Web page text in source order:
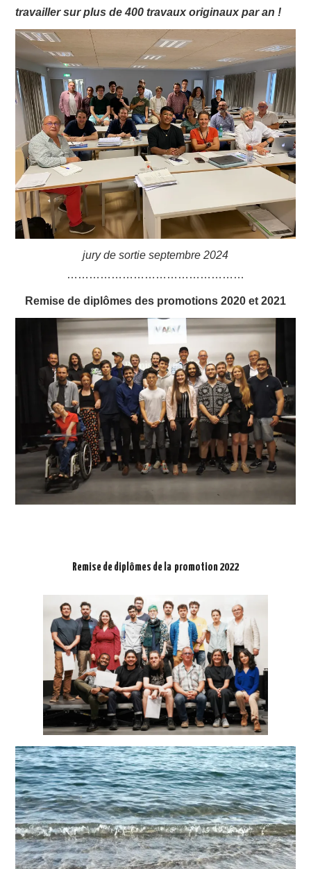
travailler sur plus de 400 travaux originaux par an !
jury de sortie septembre 2024
…………………………………………
Remise de diplômes des promotions 2020 et 2021
Remise de diplômes de la promotion 2022